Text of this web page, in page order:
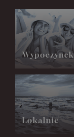
Wypoczynek
Lokalnie